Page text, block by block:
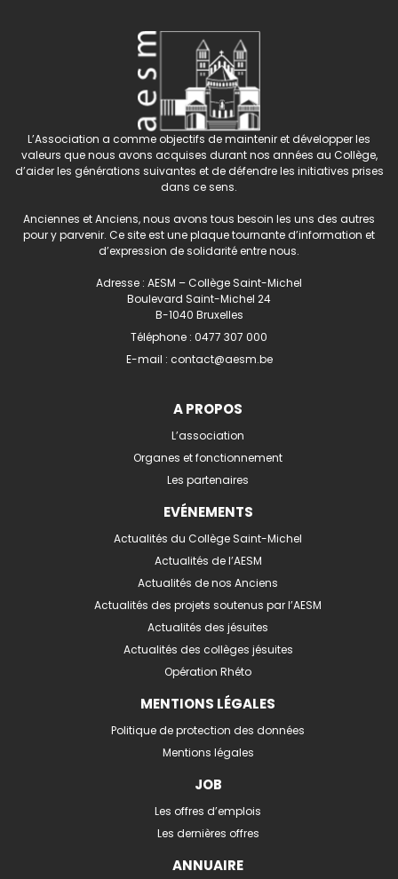
L’Association a comme objectifs de maintenir et développer les
valeurs que nous avons acquises durant nos années au Collège,
d’aider les générations suivantes et de défendre les initiatives prises
dans ce sens.
Anciennes et Anciens, nous avons tous besoin les uns des autres
pour y parvenir. Ce site est une plaque tournante d’information et
d’expression de solidarité entre nous.
Adresse : AESM – Collège Saint-Michel
Boulevard Saint-Michel 24
B-1040 Bruxelles
Téléphone : 0477 307 000
E-mail : contact@aesm.be
A PROPOS
L’association
Organes et fonctionnement
Les partenaires
EVÉNEMENTS
Actualités du Collège Saint-Michel
Actualités de l’AESM
Actualités de nos Anciens
Actualités des projets soutenus par l’AESM
Actualités des jésuites
Actualités des collèges jésuites
Opération Rhéto
MENTIONS LÉGALES
Politique de protection des données
Mentions légales
JOB
Les offres d’emplois
Les dernières offres
ANNUAIRE